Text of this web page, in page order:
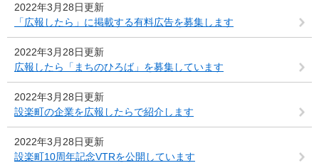
2022年3月28日更新
「広報したら」に掲載する有料広告を募集します
2022年3月28日更新
広報したら「まちのひろば」を募集しています
2022年3月28日更新
設楽町の企業を広報したらで紹介します
2022年3月28日更新
設楽町10周年記念VTRを公開しています